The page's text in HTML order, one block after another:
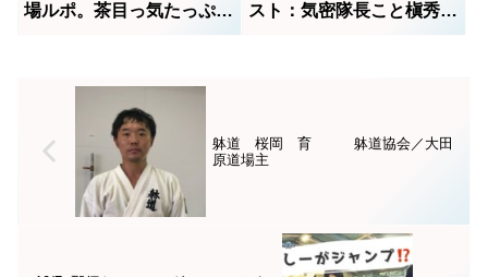
場ルポ。茶目っ気たっぷり
スト：気密隊長こと槇秀高
さんをゲストに美女三人も
躰道 桜岡 育 躰道協会／大田
原道場主